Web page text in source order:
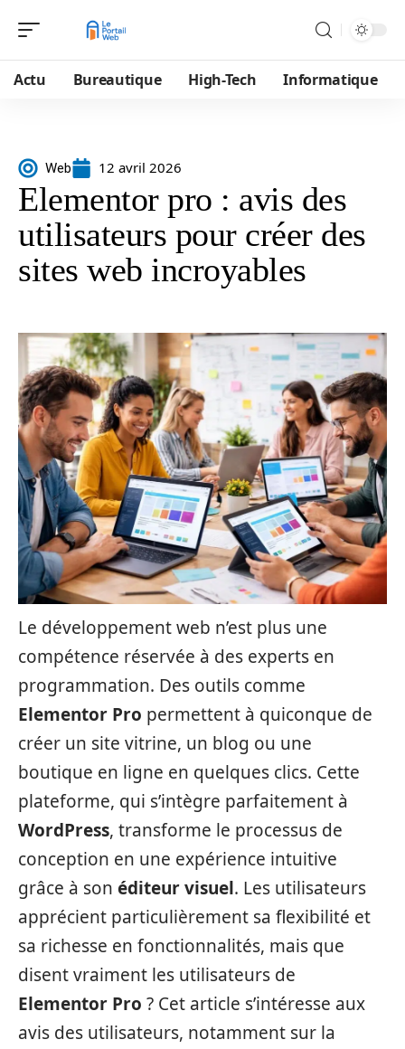
Actu Bureautique High-Tech Informatique
Web 12 avril 2026
Elementor pro : avis des
utilisateurs pour créer des
sites web incroyables
Le développement web n’est plus une
compétence réservée à des experts en
programmation. Des outils comme
Elementor Pro permettent à quiconque de
créer un site vitrine, un blog ou une
boutique en ligne en quelques clics. Cette
plateforme, qui s’intègre parfaitement à
WordPress, transforme le processus de
conception en une expérience intuitive
grâce à son éditeur visuel. Les utilisateurs
apprécient particulièrement sa flexibilité et
sa richesse en fonctionnalités, mais que
disent vraiment les utilisateurs de
Elementor Pro ? Cet article s’intéresse aux
avis des utilisateurs, notamment sur la